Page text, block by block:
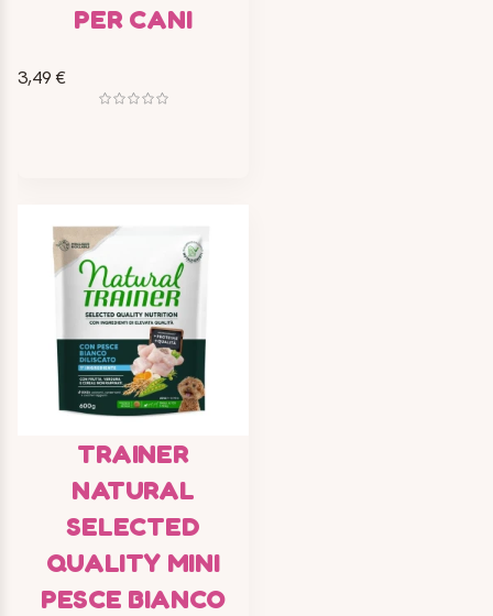
PER CANI
3,49 €
TRAINER
NATURAL
SELECTED
QUALITY MINI
PESCE BIANCO